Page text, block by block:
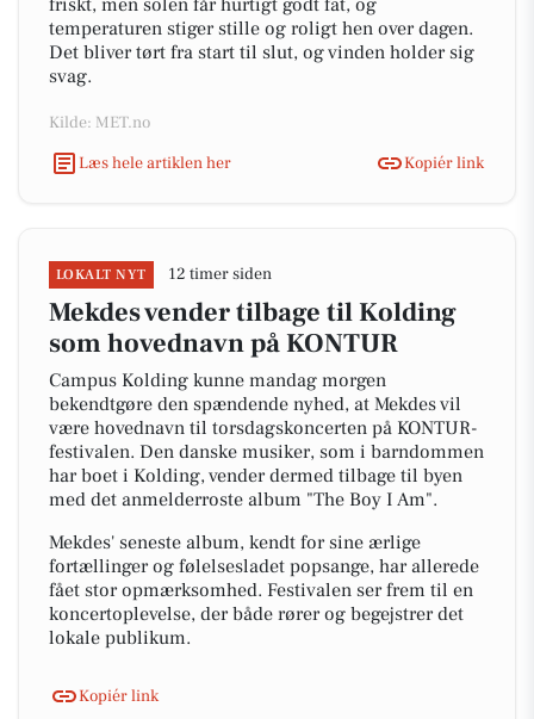
friskt, men solen får hurtigt godt fat, og
temperaturen stiger stille og roligt hen over dagen.
Det bliver tørt fra start til slut, og vinden holder sig
svag.
Kilde: MET.no
Læs hele artiklen her
Kopiér link
LOKALT NYT 12 timer siden
Mekdes vender tilbage til Kolding
som hovednavn på KONTUR
Campus Kolding kunne mandag morgen
bekendtgøre den spændende nyhed, at Mekdes vil
være hovednavn til torsdagskoncerten på KONTUR-
festivalen. Den danske musiker, som i barndommen
har boet i Kolding, vender dermed tilbage til byen
med det anmelderroste album "The Boy I Am".
Mekdes' seneste album, kendt for sine ærlige
fortællinger og følelsesladet popsange, har allerede
fået stor opmærksomhed. Festivalen ser frem til en
koncertoplevelse, der både rører og begejstrer det
lokale publikum.
Kopiér link